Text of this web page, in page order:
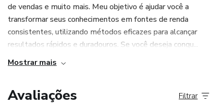
de vendas e muito mais. Meu objetivo é ajudar você a
transformar seus conhecimentos em fontes de renda
consistentes, utilizando métodos eficazes para alcançar
resultados rápidos e duradouros. Se você deseja conqu...
Mostrar mais
Avaliações Filtrar